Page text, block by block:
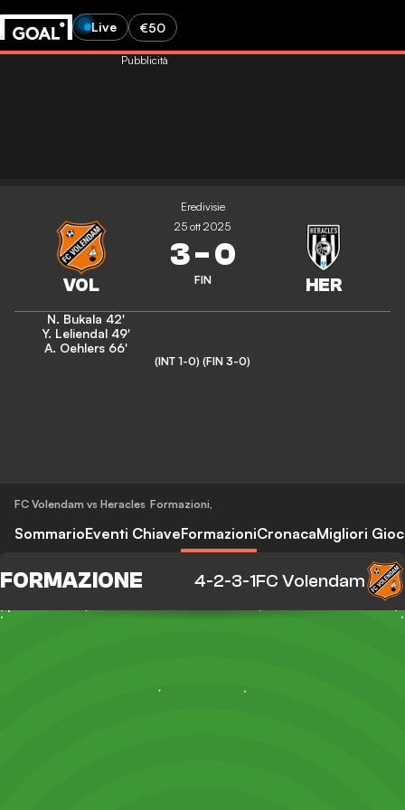
Live €50
Pubblicità
Eredivisie
25 ott 2025
3-0
FIN
N. Bukala 42'
Y. Leliendal 49'
A. Oehlers 66'
(INT 1-0) (FIN 3-0)
FC Volendam vs Heracles Formazioni,
SommarioEventi ChiaveFormazioniCronacaMigliori
FC Volendam
4-2-3-1
FORMAZIONE